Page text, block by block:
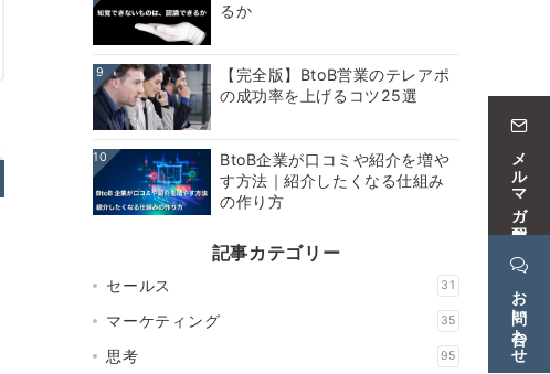
るか
9
【完全版】BtoB営業のテレアポ
の成功率を上げるコツ25選
10
BtoB企業が口コミや紹介を増や
す方法｜紹介したくなる仕組み
の作り方
記事カテゴリー
セールス 31
マーケティング 35
思考 95
メルマガ配信中
お問い合わせ